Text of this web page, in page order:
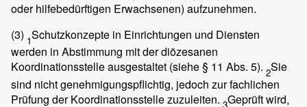
oder hilfebedürftigen Erwachsenen) aufzunehmen.
(3) 1Schutzkonzepte in Einrichtungen und Diensten
werden in Abstimmung mit der diözesanen
Koordinationsstelle ausgestaltet (siehe § 11 Abs. 5). 2Sie
sind nicht genehmigungspflichtig, jedoch zur fachlichen
Prüfung der Koordinationsstelle zuzuleiten. Geprüft wird,